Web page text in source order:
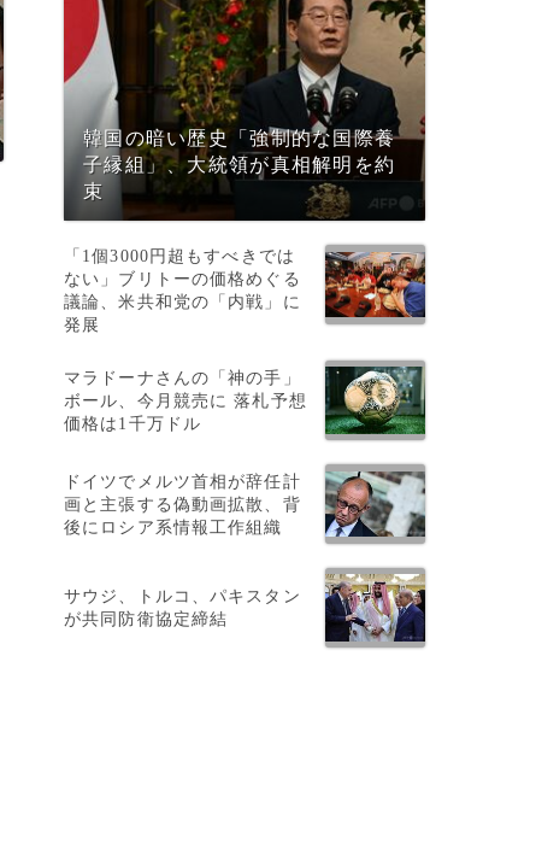
韓国の暗い歴史「強制的な国際養
子縁組」、大統領が真相解明を約
束
「1個3000円超もすべきでは
ない」ブリトーの価格めぐる
議論、米共和党の「内戦」に
発展
マラドーナさんの「神の手」
ボール、今月競売に 落札予想
価格は1千万ドル
ドイツでメルツ首相が辞任計
画と主張する偽動画拡散、背
後にロシア系情報工作組織
サウジ、トルコ、パキスタン
が共同防衛協定締結